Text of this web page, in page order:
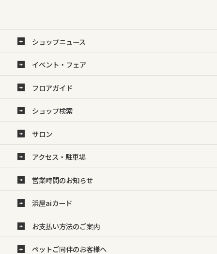
ショップニュース
イベント・フェア
フロアガイド
ショップ検索
サロン
アクセス・駐車場
営業時間のお知らせ
浜屋aiカード
お支払い方法のご案内
ペットご同伴のお客様へ